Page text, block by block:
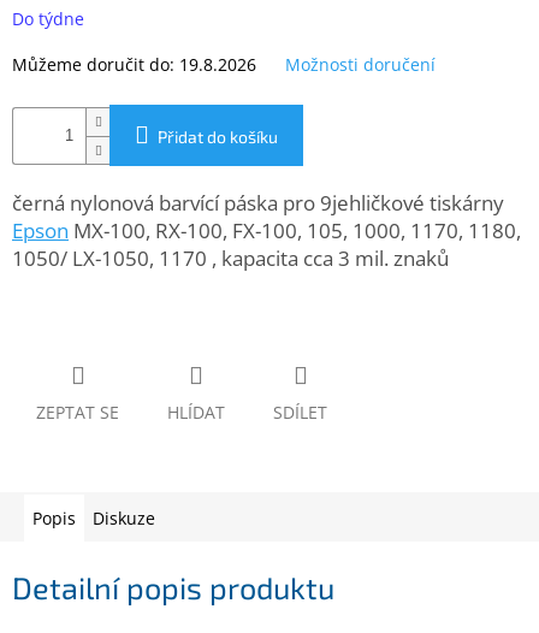
www.inpraise.cz
Gaming
Telefony
Cyklo
a
sport
Velké
Elektronika
cena:
Do týdne
Můžeme doručit do: 19.8.2026 Možnosti doručení
Přidat do košíku
černá nylonová barvící páska pro 9jehličkové tiskárny
Epson MX-100, RX-100, FX-100, 105, 1000, 1170, 1180,
1050/ LX-1050, 1170 , kapacita cca 3 mil. znaků
ZEPTAT SE HLÍDAT SDÍLET
Popis Diskuze
Detailní popis produktu